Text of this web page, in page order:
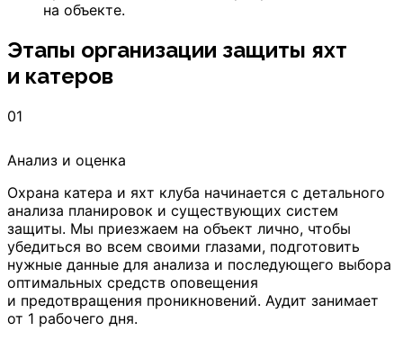
на объекте.
Этапы организации защиты яхт
и катеров
01
Анализ и оценка
Охрана катера и яхт клуба начинается с детального
анализа планировок и существующих систем
защиты. Мы приезжаем на объект лично, чтобы
убедиться во всем своими глазами, подготовить
нужные данные для анализа и последующего выбора
оптимальных средств оповещения
и предотвращения проникновений. Аудит занимает
от 1 рабочего дня.